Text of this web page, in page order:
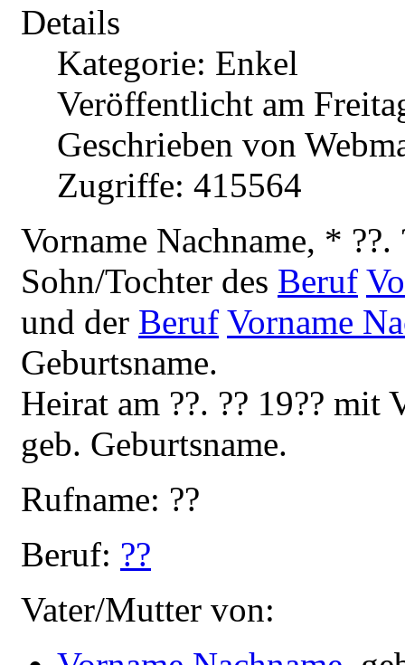
Details
Kategorie: Enkel
Veröffentlicht am
Geschrieben von
Zugriffe: 415564
Vorname Nachname, *
Sohn/Tochter des Beruf
und der Beruf Vorname
Geburtsname.
Heirat am ??. ?? 19?? mit
geb. Geburtsname.
Rufname: ??
Beruf: ??
Vater/Mutter von: